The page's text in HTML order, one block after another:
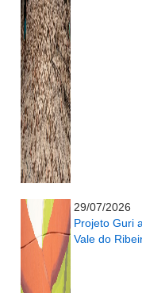
29/07/2026
Projeto Guri
Vale do